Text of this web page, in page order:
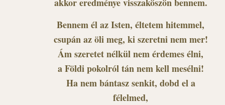
akkor eredménye visszaköszön bennem.
Bennem él az Isten, éltetem hitemmel,
csupán az öli meg, ki szeretni nem mer!
Ám szeretet nélkül nem érdemes élni,
a Földi pokolról tán nem kell mesélni!
Ha nem bántasz senkit, dobd el a
félelmed,